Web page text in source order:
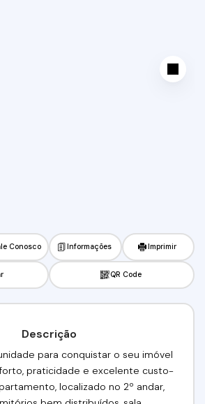
Conosco Informações Imprimir
QR Code
Descrição
para conquistar o seu imóvel
praticidade e excelente custo-
localizado no 2º andar,